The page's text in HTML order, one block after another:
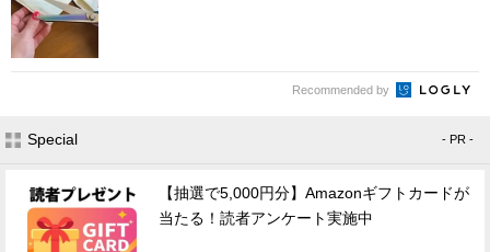
Recommended by
Special - PR -
【抽選で5,000円分】Amazonギフトカードが
当たる！読者アンケート実施中